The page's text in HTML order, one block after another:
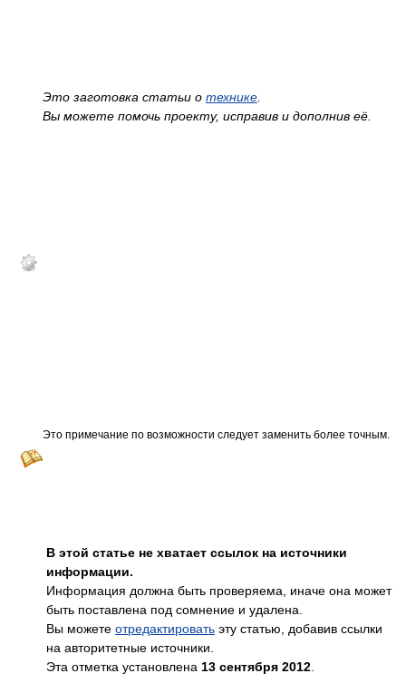
Это заготовка статьи о технике.
Вы можете помочь проекту, исправив и дополнив её.
Это примечание по возможности следует заменить более точным.
В этой статье не хватает ссылок на источники
информации.
Информация должна быть проверяема, иначе она может
быть поставлена под сомнение и удалена.
Вы можете отредактировать эту статью, добавив ссылки
на авторитетные источники.
Эта отметка установлена 13 сентября 2012.